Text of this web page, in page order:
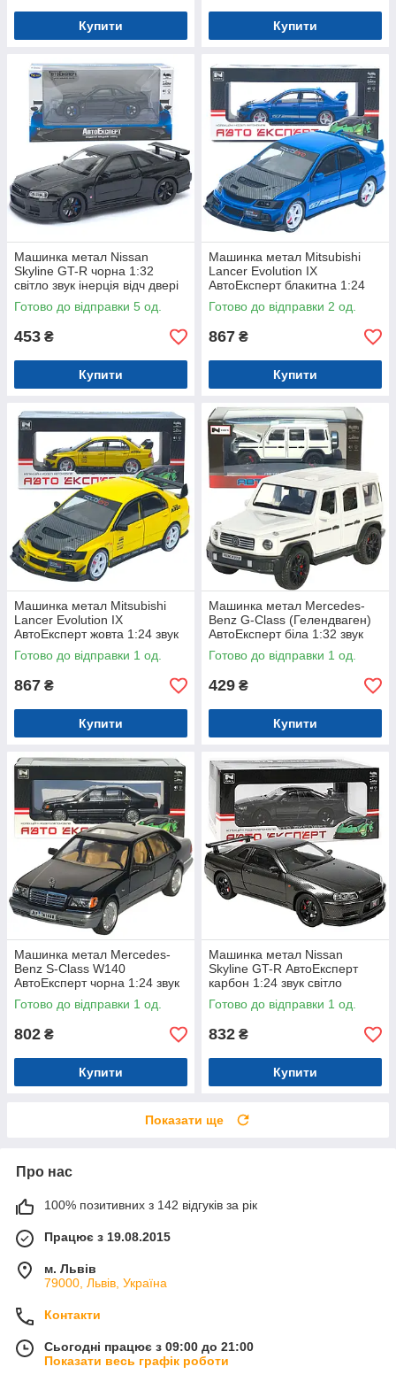
Купити Купити
Машинка метал Nissan
Skyline GT-R чорна 1:32
світло звук інерція відч двері
капот багаж (TK-13306)
Готово до відправки 5 од.
453 ₴
Купити
Машинка метал Mitsubishi
Lancer Evolution IX
АвтоЕксперт блакитна 1:24
звук світло 21*8*7 см (G8119-
55)
Готово до відправки 2 од.
867 ₴
Купити
Машинка метал Mitsubishi
Lancer Evolution IX
АвтоЕксперт жовта 1:24 звук
світло 21*8*7 см (G8119-55)
Готово до відправки 1 од.
867 ₴
Купити
Машинка метал Mercedes-
Benz G-Class (Гелендваген)
АвтоЕксперт біла 1:32 звук
світло (LF-80110)
Готово до відправки 1 од.
429 ₴
Купити
Машинка метал Mercedes-
Benz S-Class W140
АвтоЕксперт чорна 1:24 звук
світло 21*8*6,5 см (G9765-42)
Готово до відправки 1 од.
802 ₴
Купити
Машинка метал Nissan
Skyline GT-R АвтоЕксперт
карбон 1:24 звук світло
інерція 21*8*6,5 см (G8317-
48)
Готово до відправки 1 од.
832 ₴
Купити
Показати ще
Про нас
100% позитивних з 142 відгуків за рік
Працює з 19.08.2015
м. Львів
79000, Львів, Україна
Контакти
Сьогодні працює з 09:00 до 21:00
Показати весь графік роботи